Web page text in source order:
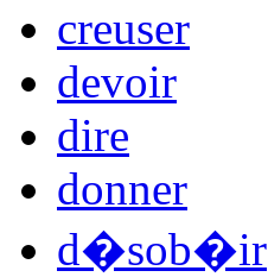
creuser
devoir
dire
donner
d�sob�ir